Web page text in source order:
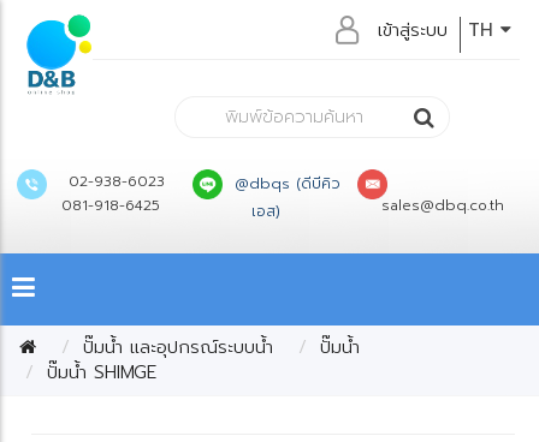
TH
เข้าสู่ระบบ
02-938-6023
081-918-6425
@dbqs (ดีบีคิว
เอส)
sales@dbq.co.th
ปั๊มน้ำ และอุปกรณ์ระบบน้ำ
ปั๊มน้ำ
ปั๊มน้ำ SHIMGE